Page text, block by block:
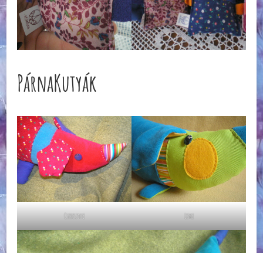
PárnaKutyák
Cseresznye Lime